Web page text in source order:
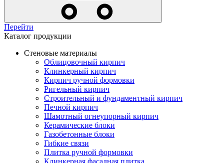
Перейти
Каталог продукции
Стеновые материалы
Облицовочный кирпич
Клинкерный кирпич
Кирпич ручной формовки
Ригельный кирпич
Строительный и фундаментный кирпич
Печной кирпич
Шамотный огнеупорный кирпич
Керамические блоки
Газобетонные блоки
Гибкие связи
Плитка ручной формовки
Клинкерная фасадная плитка